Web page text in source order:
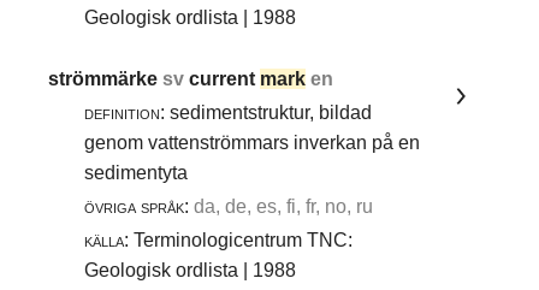
Geologisk ordlista | 1988
strömmärkesvcurrent mark en
definition: sedimentstruktur, bildad
genom vattenströmmars inverkan på en
sedimentyta
övriga språk: da, de, es, fi, fr, no, ru
källa: Terminologicentrum TNC:
Geologisk ordlista | 1988